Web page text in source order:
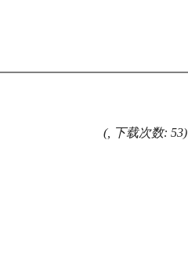
(, 下载次数: 53)